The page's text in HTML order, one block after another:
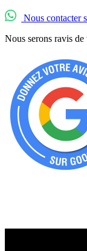
Nous contacter
Nous serons ravis